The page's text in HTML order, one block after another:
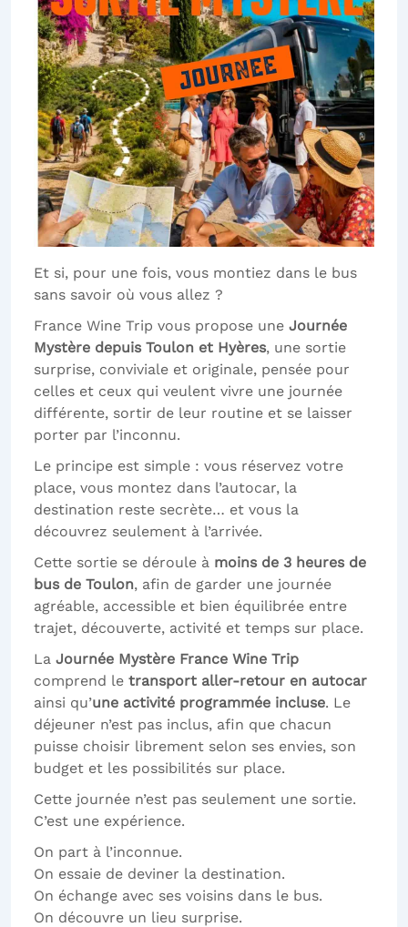
Et si, pour une fois, vous montiez dans le bus
sans savoir où vous allez ?
France Wine Trip vous propose une Journée
Mystère depuis Toulon et Hyères, une sortie
surprise, conviviale et originale, pensée pour
celles et ceux qui veulent vivre une journée
différente, sortir de leur routine et se laisser
porter par l’inconnu.
Le principe est simple : vous réservez votre
place, vous montez dans l’autocar, la
destination reste secrète… et vous la
découvrez seulement à l’arrivée.
Cette sortie se déroule à moins de 3 heures de
bus de Toulon, afin de garder une journée
agréable, accessible et bien équilibrée entre
trajet, découverte, activité et temps sur place.
La Journée Mystère France Wine Trip
comprend le transport aller-retour en autocar
ainsi qu’une activité programmée incluse. Le
déjeuner n’est pas inclus, afin que chacun
puisse choisir librement selon ses envies, son
budget et les possibilités sur place.
Cette journée n’est pas seulement une sortie.
C’est une expérience.
On part à l’inconnue.
On essaie de deviner la destination.
On échange avec ses voisins dans le bus.
On découvre un lieu surprise.